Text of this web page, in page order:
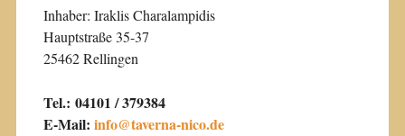
Inhaber: Iraklis Charalampidis
Hauptstraße 35-37
25462 Rellingen
Tel.: 04101 / 379384
E-Mail: info@taverna-nico.de